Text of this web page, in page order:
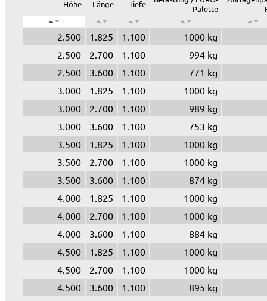
Höhe Länge Tiefe
Palette
2.500 1.825 1.100
1000 kg
2.500
2.700 1.100
994 kg
2.500
3.600 1.100
771 kg
3.000
1.825 1.100
1000 kg
3.000
2.700 1.100
989 kg
3.000
3.600 1.100
753 kg
3.500
1.825 1.100
1000 kg
3.500
2.700 1.100
1000 kg
3.500
3.600 1.100
874 kg
4.000
1.825 1.100
1000 kg
4.000
2.700 1.100
1000 kg
4.000
3.600 1.100
884 kg
4.500
1.825 1.100
1000 kg
4.500
2.700 1.100
1000 kg
4.500
3.600 1.100
895 kg